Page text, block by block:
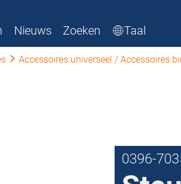
Nieuws Zoeken Taal
Accessoires universeel / Accessoires
0396-